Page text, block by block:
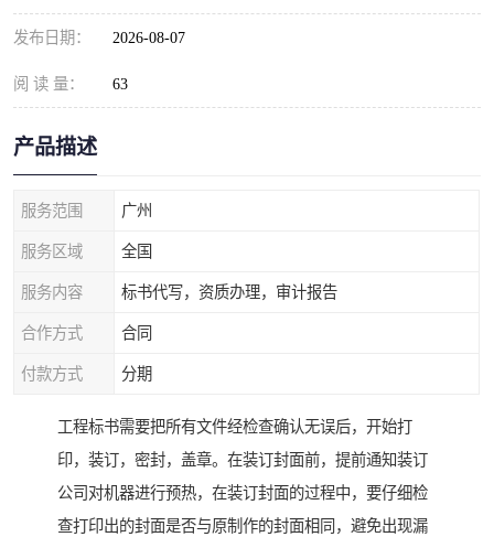
发布日期： 2026-08-07
阅 读 量： 63
产品描述
服务范围 广州
服务区域 全国
服务内容 标书代写，资质办理，审计报告
合作方式 合同
付款方式 分期
工程标书需要把所有文件经检查确认无误后，开始打
印，装订，密封，盖章。在装订封面前，提前通知装订
公司对机器进行预热，在装订封面的过程中，要仔细检
查打印出的封面是否与原制作的封面相同，避免出现漏